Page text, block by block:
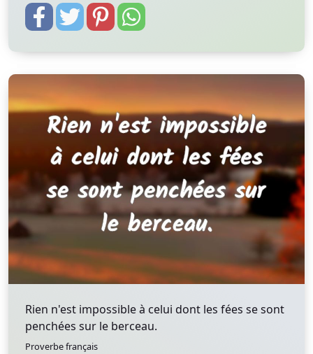
Rien n'est impossible à celui dont les fées se sont
penchées sur le berceau.
Proverbe français